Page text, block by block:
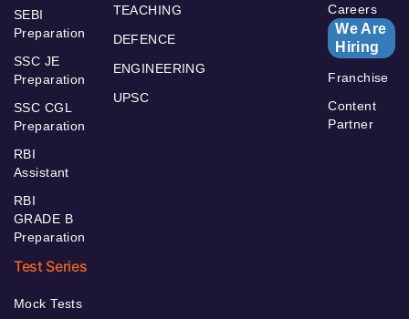
SEBI
Preparation
SSC JE
Preparation
SSC CGL
Preparation
RBI
Assistant
RBI
GRADE B
Preparation
TEACHING
DEFENCE
ENGINEERING
UPSC
Careers
We Are
Hiring
Franchise
Content
Partner
Test Series
Mock Tests